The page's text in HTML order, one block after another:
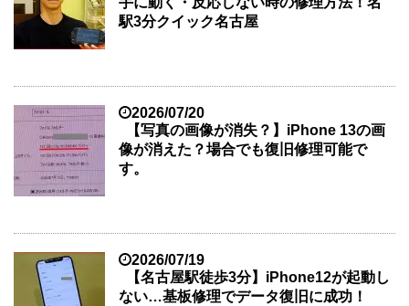
駅3分クイック名古屋
2026/07/20
【写真の画像が消失？】iPhone 13の画
像が消えた？場合でも復旧修理可能で
す。
2026/07/19
【名古屋駅徒歩3分】iPhone12が起動し
ない…基板修理でデータ復旧に成功！